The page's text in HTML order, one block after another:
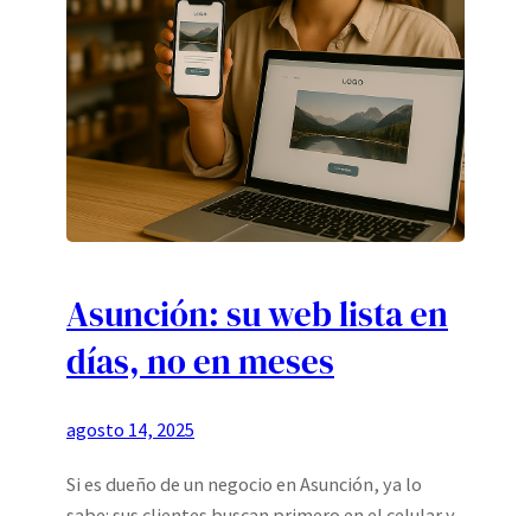
Asunción: su web lista en
días, no en meses
agosto 14, 2025
Si es dueño de un negocio en Asunción, ya lo